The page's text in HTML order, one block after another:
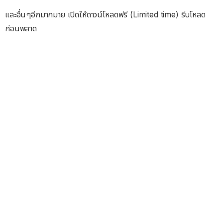
และอื่นๆอีกมากมาย เปิดให้ดาวน์โหลดฟรี (Limited time) รีบโหลด
ก่อนพลาด